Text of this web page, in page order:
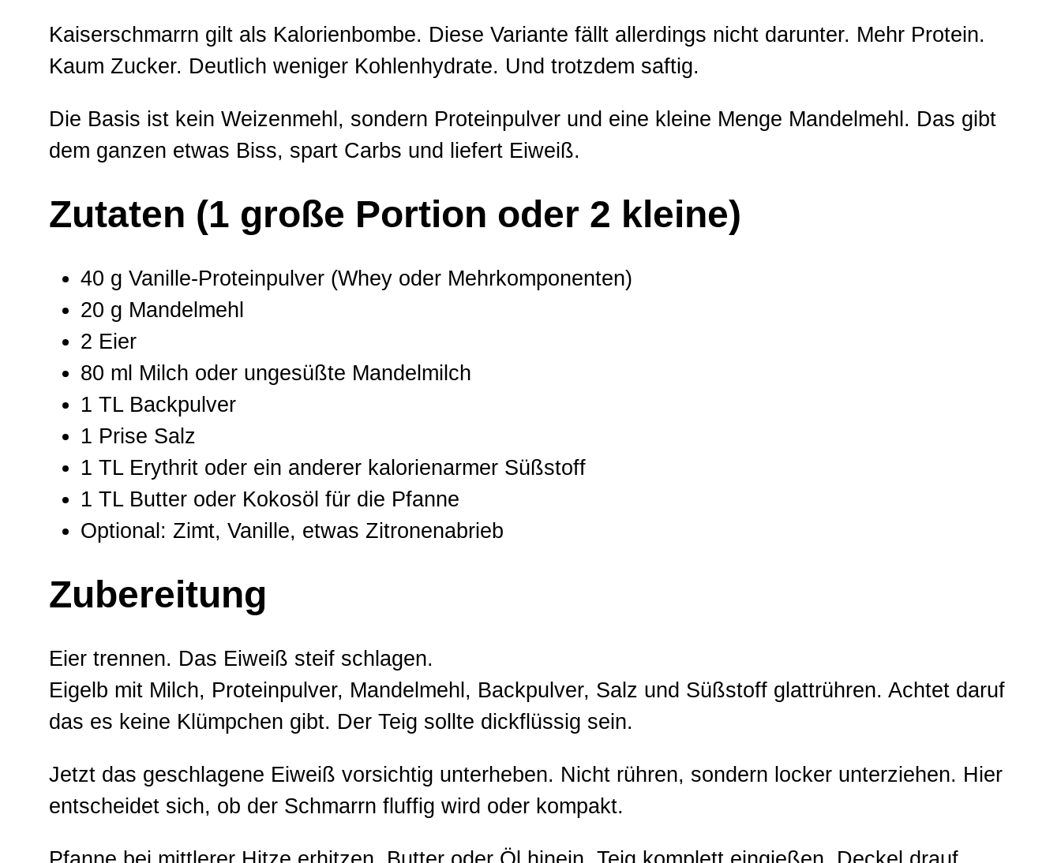
Kaiserschmarrn gilt als Kalorienbombe. Diese Variante fällt allerdings nicht darunter. Mehr Protein.
Kaum Zucker. Deutlich weniger Kohlenhydrate. Und trotzdem saftig.
Die Basis ist kein Weizenmehl, sondern Proteinpulver und eine kleine Menge Mandelmehl. Das gibt
dem ganzen etwas Biss, spart Carbs und liefert Eiweiß.
Zutaten (1 große Portion oder 2 kleine)
40 g Vanille-Proteinpulver (Whey oder Mehrkomponenten)
20 g Mandelmehl
2 Eier
80 ml Milch oder ungesüßte Mandelmilch
1 TL Backpulver
1 Prise Salz
1 TL Erythrit oder ein anderer kalorienarmer Süßstoff
1 TL Butter oder Kokosöl für die Pfanne
Optional: Zimt, Vanille, etwas Zitronenabrieb
Zubereitung
Eier trennen. Das Eiweiß steif schlagen.
Eigelb mit Milch, Proteinpulver, Mandelmehl, Backpulver, Salz und Süßstoff glattrühren. Achtet daruf
das es keine Klümpchen gibt. Der Teig sollte dickflüssig sein.
Jetzt das geschlagene Eiweiß vorsichtig unterheben. Nicht rühren, sondern locker unterziehen. Hier
entscheidet sich, ob der Schmarrn fluffig wird oder kompakt.